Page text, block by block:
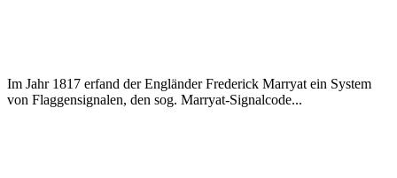
Im Jahr 1817 erfand der Engländer Frederick Marryat ein System
von Flaggensignalen, den sog. Marryat-Signalcode...